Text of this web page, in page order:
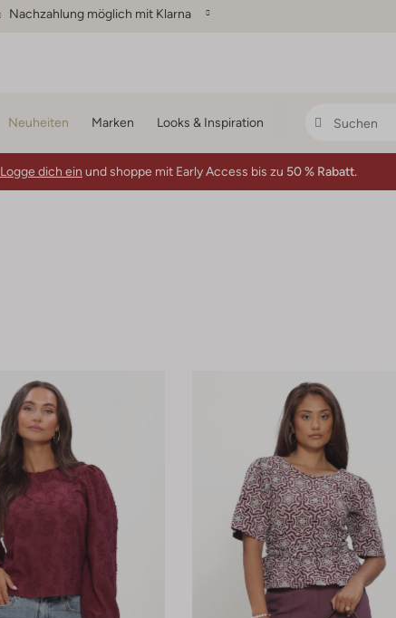
Nachzahlung möglich mit Klarna
Neuheiten Marken Looks & Inspiration
Logge dich ein und shoppe mit Early Access bis zu 50 % Rabatt.